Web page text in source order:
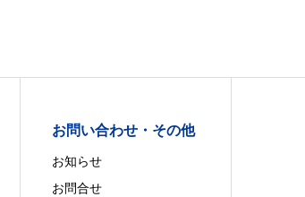
お問い合わせ・その他
お知らせ
お問合せ